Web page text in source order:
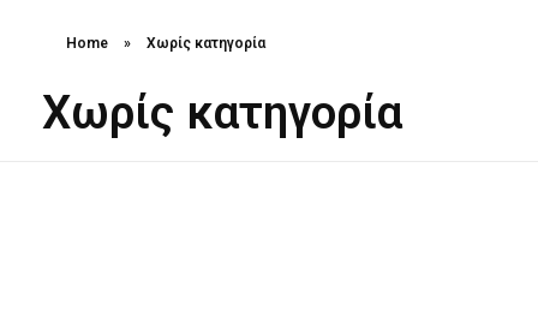
Home » Χωρίς κατηγορία
Χωρίς κατηγορία